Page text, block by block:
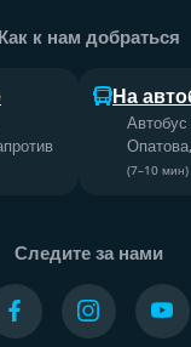
Как к нам добраться
На
Автобус
(7–10 мин)
Следите за нами